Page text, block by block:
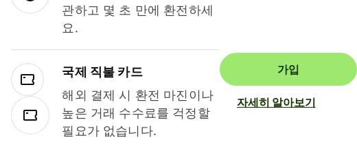
관하고 몇 초 만에 환전하세
요.
국제 직불 카드
해외 결제 시 환전 마진이나
높은 거래 수수료를 걱정할
필요가 없습니다.
가입
자세히 알아보기